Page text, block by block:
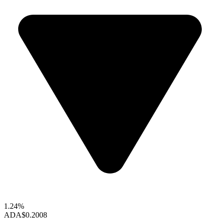
1.24%
ADA$0.2008